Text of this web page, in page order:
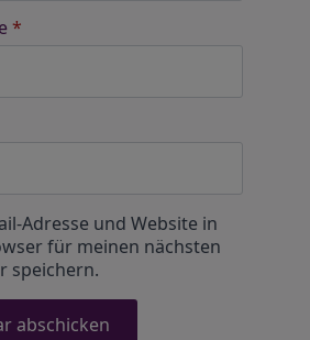
*
Adresse und Website in
für meinen nächsten
speichern.